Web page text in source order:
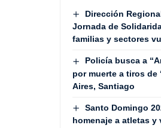
Dirección
Jornada de
familias y sectores
Policía busca a
por muerte a tiros de
Aires, Santiago
Santo Domingo
homenaje a atletas